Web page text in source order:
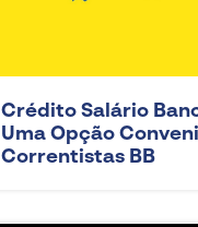
Crédito Salário
Uma Opção
Correntistas BB